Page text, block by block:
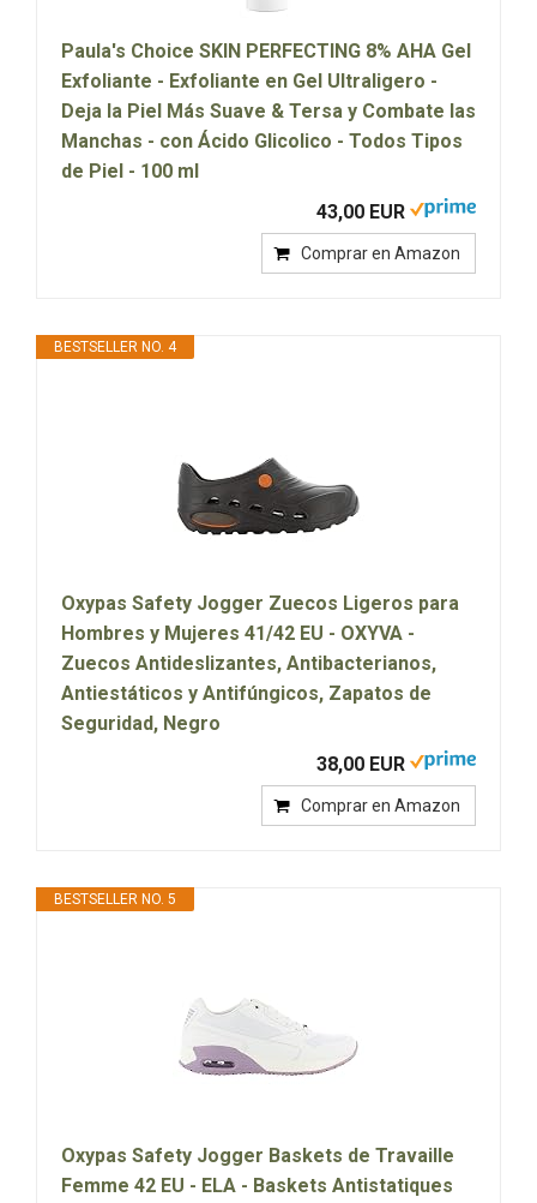
Paula's Choice SKIN PERFECTING 8% AHA Gel
Exfoliante - Exfoliante en Gel Ultraligero -
Deja la Piel Más Suave & Tersa y Combate las
Manchas - con Ácido Glicolico - Todos Tipos
de Piel - 100 ml
43,00 EUR
Comprar en Amazon
BESTSELLER NO. 4
Oxypas Safety Jogger Zuecos Ligeros para
Hombres y Mujeres 41/42 EU - OXYVA -
Zuecos Antideslizantes, Antibacterianos,
Antiestáticos y Antifúngicos, Zapatos de
Seguridad, Negro
38,00 EUR
Comprar en Amazon
BESTSELLER NO. 5
Oxypas Safety Jogger Baskets de Travaille
Femme 42 EU - ELA - Baskets Antistatiques